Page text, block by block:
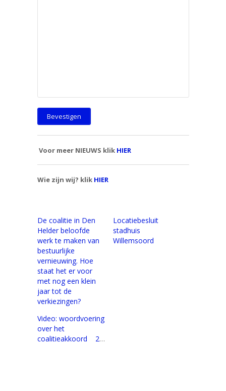
Voor meer NIEUWS klik HIER
Wie zijn wij? klik HIER
De coalitie in Den
Helder beloofde
werk te maken van
bestuurlijke
vernieuwing. Hoe
staat het er voor
met nog een klein
jaar tot de
verkiezingen?
Locatiebesluit
stadhuis
Willemsoord
Video: woordvoering
over het
coalitieakkoord 2022/2026